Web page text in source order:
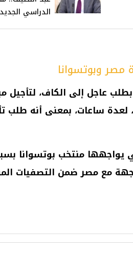
الدراسي الجديد
مصر وبوتسوانا
عاجل إلى الكاف، لتأجيل
لعدة ساعات، بمعنى أنه طلب
يواجهها منتخب بوتسوانا
مع مصر ضمن التصفيات